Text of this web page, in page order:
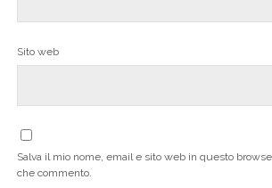
Sito web
Salva il mio nome, email e sito web in questo
che commento.